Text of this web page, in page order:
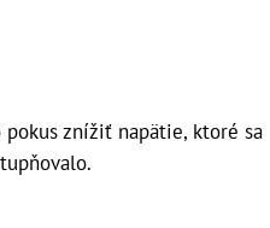
znížiť napätie, ktoré sa